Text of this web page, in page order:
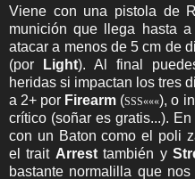
Viene con una pistola de
munición que llega hasta
atacar a menos de 5 cm de
(por
Light). Al final
heridas si impactan los tres
a 2+ por Firearm (SSS«««), o
crítico (soñar es gratis...).
con un Baton como el poli
el trait Arresttambién y
bastante normalilla que